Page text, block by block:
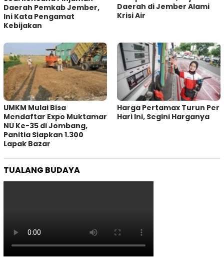
Daerah Pemkab Jember,
Ini Kata Pengamat
Kebijakan ‎
Daerah di Jember Alami
Krisi Air
UMKM Mulai Bisa
Mendaftar Expo Muktamar
NU Ke-35 di Jombang,
Panitia Siapkan 1.300
Lapak Bazar
Harga Pertamax Turun Per
Hari Ini, Segini Harganya
TUALANG BUDAYA